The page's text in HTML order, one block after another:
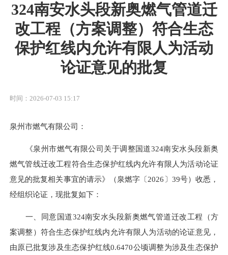
324南安水头段新奥燃气管道迁
改工程（方案调整）符合生态
保护红线内允许有限人为活动
论证意见的批复
时间：2026-07-03 15:17
泉州市燃气有限公司：
《泉州市燃气有限公司关于调整国道324南安水头段新奥
燃气管线迁改工程符合生态保护红线内允许有限人为活动论证
意见的批复相关事宜的请示》（泉燃字〔2026〕39号）收悉，
经组织论证，现批复如下：
一、同意国道324南安水头段新奥燃气管道迁改工程（方
案调整）符合生态保护红线内允许有限人为活动的论证意见，
由原已批复涉及生态保护红线0.6470公顷调整为涉及生态保护